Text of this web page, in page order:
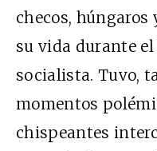
checos, húngaros
su vida durante
socialista. Tuvo,
momentos
chispeantes